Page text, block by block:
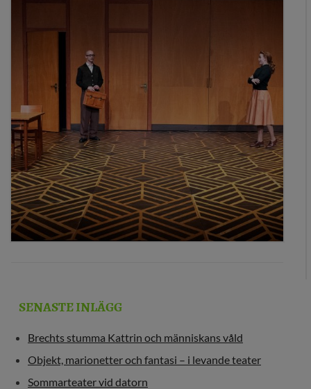
SENASTE INLÄGG
Brechts stumma Kattrin och människans våld
Objekt, marionetter och fantasi – i levande teater
Sommarteater vid datorn